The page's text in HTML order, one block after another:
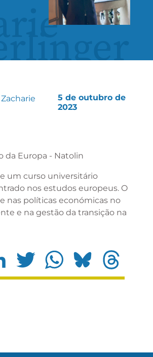
Zacharie
5 de outubro de
2023
da Europa - Natolin
um curso universitário
nos estudos europeus. O
nas políticas económicas no
e na gestão da transição na
LinkedIn Twitter WhatsApp Bluesky